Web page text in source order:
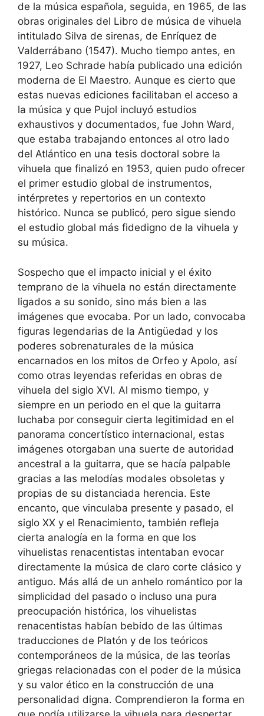
de la música española, seguida, en 1965, de las
obras originales del Libro de música de vihuela
intitulado Silva de sirenas, de Enríquez de
Valderrábano (1547). Mucho tiempo antes, en
1927, Leo Schrade había publicado una edición
moderna de El Maestro. Aunque es cierto que
estas nuevas ediciones facilitaban el acceso a
la música y que Pujol incluyó estudios
exhaustivos y documentados, fue John Ward,
que estaba trabajando entonces al otro lado
del Atlántico en una tesis doctoral sobre la
vihuela que finalizó en 1953, quien pudo ofrecer
el primer estudio global de instrumentos,
intérpretes y repertorios en un contexto
histórico. Nunca se publicó, pero sigue siendo
el estudio global más fidedigno de la vihuela y
su música.
Sospecho que el impacto inicial y el éxito
temprano de la vihuela no están directamente
ligados a su sonido, sino más bien a las
imágenes que evocaba. Por un lado, convocaba
figuras legendarias de la Antigüedad y los
poderes sobrenaturales de la música
encarnados en los mitos de Orfeo y Apolo, así
como otras leyendas referidas en obras de
vihuela del siglo XVI. Al mismo tiempo, y
siempre en un periodo en el que la guitarra
luchaba por conseguir cierta legitimidad en el
panorama concertístico internacional, estas
imágenes otorgaban una suerte de autoridad
ancestral a la guitarra, que se hacía palpable
gracias a las melodías modales obsoletas y
propias de su distanciada herencia. Este
encanto, que vinculaba presente y pasado, el
siglo XX y el Renacimiento, también refleja
cierta analogía en la forma en que los
vihuelistas renacentistas intentaban evocar
directamente la música de claro corte clásico y
antiguo. Más allá de un anhelo romántico por la
simplicidad del pasado o incluso una pura
preocupación histórica, los vihuelistas
renacentistas habían bebido de las últimas
traducciones de Platón y de los teóricos
contemporáneos de la música, de las teorías
griegas relacionadas con el poder de la música
y su valor ético en la construcción de una
personalidad digna. Comprendieron la forma en